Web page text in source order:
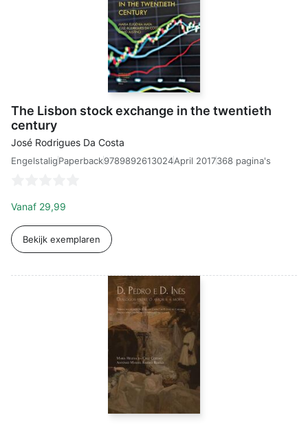
The Lisbon stock exchange in the twentieth
century
José Rodrigues Da Costa
EngelstaligPaperback9789892613024April 2017368 pagina's
Vanaf 29,99
Bekijk exemplaren